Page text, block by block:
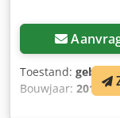
Toestand: gebruikt
Bouwjaar: 2014 ,
27.024 kg Neem